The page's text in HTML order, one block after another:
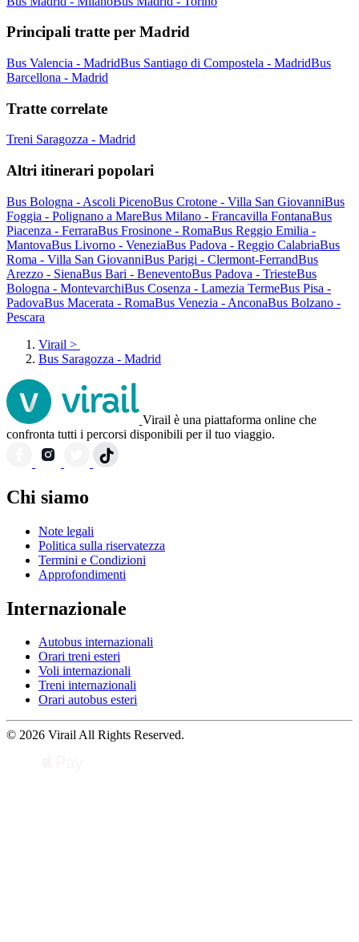
Principali tratte per Madrid
Bus Valencia - MadridBus Santiago di Compostela - MadridBus
Barcellona - Madrid
Tratte correlate
Treni Saragozza - Madrid
Altri itinerari popolari
Bus Bologna - Ascoli PicenoBus Crotone - Villa San GiovanniBus
Foggia - Polignano a MareBus Milano - Francavilla FontanaBus
Piacenza - FerraraBus Frosinone - RomaBus Reggio Emilia -
MantovaBus Livorno - VeneziaBus Padova - Reggio CalabriaBus
Roma - Villa San GiovanniBus Parigi - Clermont-FerrandBus
Arezzo - SienaBus Bari - BeneventoBus Padova - TriesteBus
Bologna - MontevarchiBus Cosenza - Lamezia TermeBus Pisa -
PadovaBus Macerata - RomaBus Venezia - AnconaBus Bolzano -
Pescara
Virail >
Bus Saragozza - Madrid
Virail è una piattaforma online che
confronta tutti i percorsi disponibili per il tuo viaggio.
Chi siamo
Note legali
Politica sulla riservatezza
Termini e Condizioni
Approfondimenti
Internazionale
Autobus internazionali
Orari treni esteri
Voli internazionali
Treni internazionali
Orari autobus esteri
© 2026 Virail All Rights Reserved.